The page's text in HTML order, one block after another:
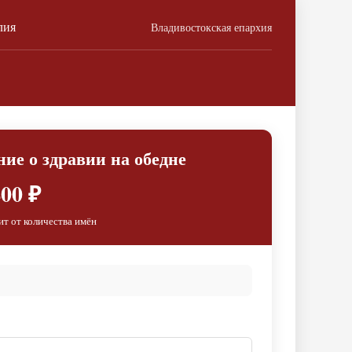
Владивостокская епархия
о здравии на обедне
₽
от количества имён